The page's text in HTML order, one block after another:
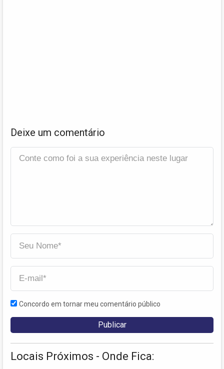
Deixe um comentário
Concordo em tornar meu comentário público
Locais Próximos - Onde Fica: